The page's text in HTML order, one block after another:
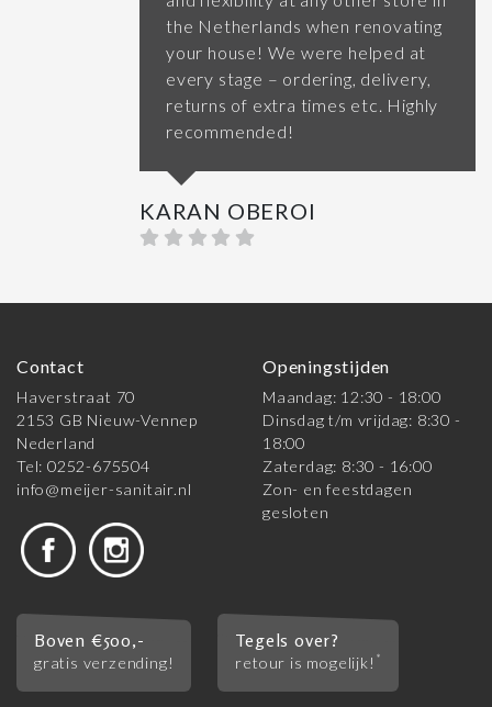
the Netherlands when renovating
your house! We were helped at
every stage – ordering, delivery,
returns of extra times etc. Highly
recommended!
KARAN OBEROI
Contact
Haverstraat 70
2153 GB Nieuw-Vennep
Nederland
Tel: 0252-675504
info@meijer-sanitair.nl
Openingstijden
Maandag: 12:30 - 18:00
Dinsdag t/m vrijdag: 8:30 -
18:00
Zaterdag: 8:30 - 16:00
Zon- en feestdagen
gesloten
Boven €500,-
gratis verzending!
Tegels over?
retour is mogelijk! *